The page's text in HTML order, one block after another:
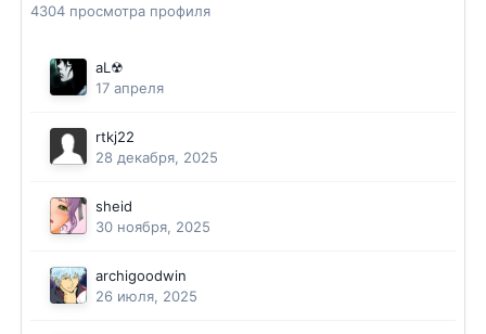
4304 просмотра профиля
aL☢
17 апреля
rtkj22
28 декабря, 2025
sheid
30 ноября, 2025
archigoodwin
26 июля, 2025